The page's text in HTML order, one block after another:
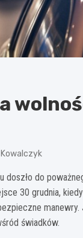
doszło do
30 grudnia,
świadków.